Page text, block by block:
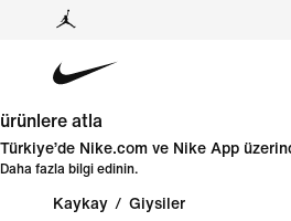
ürünlere atla
Türkiye’de Nike.com ve Nike App
Daha fazla bilgi edinin.
Kaykay / Giysiler